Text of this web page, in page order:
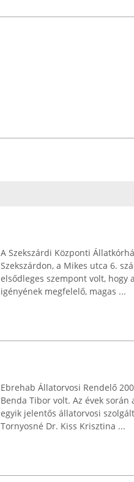
A Szekszárdi Központi
Szekszárdon, a Mikes utca 6.
elsődleges szempont volt, hogy
igényének megfelelő, magas ...
Ebrehab Állatorvosi Rendelő
Benda Tibor volt. Az évek
egyik jelentős állatorvosi
Tornyosné Dr. Kiss Krisztina ...